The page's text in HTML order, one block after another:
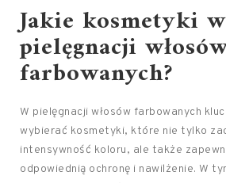
Jakie kosmetyki
pielęgnacji
farbowanych?
W pielęgnacji włosów farbowanych
wybierać kosmetyki, które nie tylko
intensywność koloru, ale także
odpowiednią ochronę i nawilżenie. W